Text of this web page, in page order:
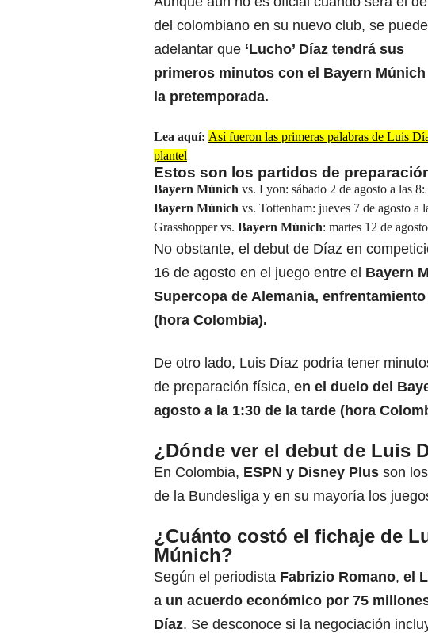
del colombiano en su nuevo club, se puede
adelantar que ‘Lucho’ Díaz tendrá sus
primeros minutos con el Bayern Múnich
la pretemporada.
Lea aquí: Así fueron las primeras palabras de Luis
plantel
Estos son los partidos de
Bayern Múnich vs. Lyon: sábado 2 de agosto a las
Bayern Múnich vs. Tottenham: jueves 7 de agosto a
Grasshopper vs. Bayern Múnich: martes 12 de
No obstante, el debut de Díaz en
16 de agosto en el juego entre el Bayern
Supercopa de Alemania,
(hora Colombia).
De otro lado, Luis Díaz podría tener
de preparación física, en el duelo del
agosto a la 1:30 de la tarde (hora
¿Dónde ver el debut de Luis
En Colombia, ESPN y Disney Plus son
de la Bundesliga y en su mayoría los
¿Cuánto costó el fichaje de
Múnich?
Según el periodista Fabrizio Romano, el
a un acuerdo económico por 75
Díaz. Se desconoce si la negociación